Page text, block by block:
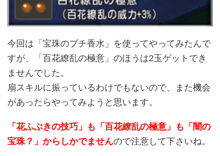
今回は「宝珠のプチ香水」を使ってやってみたんで
すが、「百花繚乱の極意」のほうは2玉ゲットでき
ませんでした。
扇スキルに振っているわけでもないので、また機会
があったらやってみようと思います。
「花ふぶきの技巧」も「百花繚乱の極意」も「闇の
宝珠？」からしかでませんので注意して下さいね。